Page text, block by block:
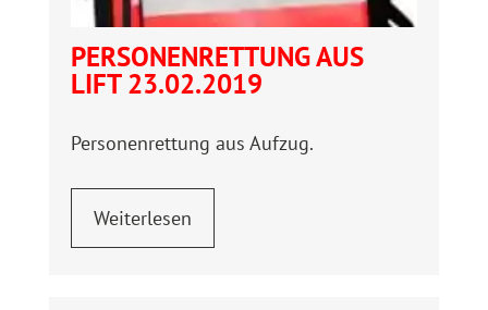
PERSONENRETTUNG AUS
LIFT 23.02.2019
Personenrettung aus Aufzug.
Weiterlesen